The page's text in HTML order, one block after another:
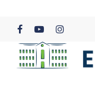
content
facebookyoutubeinstagram